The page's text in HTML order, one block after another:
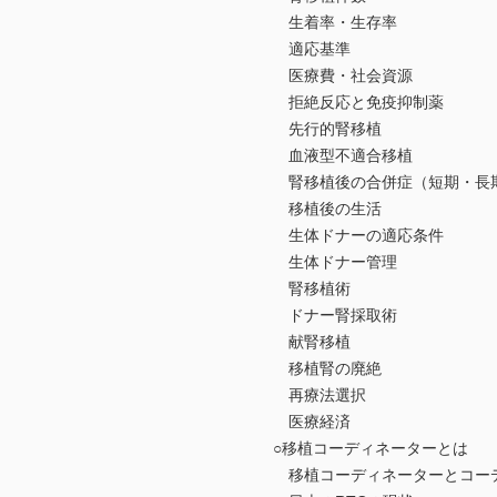
生着率・生存率
適応基準
医療費・社会資源
拒絶反応と免疫抑制薬
先行的腎移植
血液型不適合移植
腎移植後の合併症（短期・長
移植後の生活
生体ドナーの適応条件
生体ドナー管理
腎移植術
ドナー腎採取術
献腎移植
移植腎の廃絶
再療法選択
医療経済
○移植コーディネーターとは
移植コーディネーターとコー